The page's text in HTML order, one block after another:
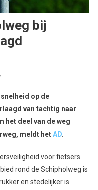
bij
op de
van tachtig naar
het deel van de weg
meldt hetAD.
voor fietsers
rond de Schipholweg is
en stedelijker is